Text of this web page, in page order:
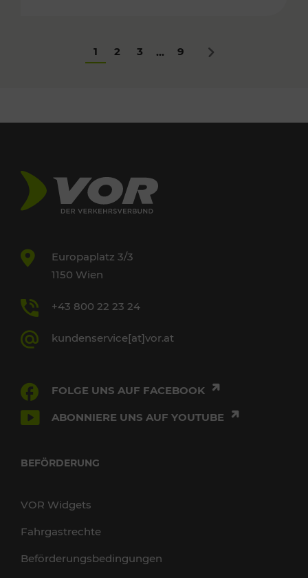
1 2 3 ... 9 Nächstes
Europaplatz 3/3
1150 Wien
+43 800 22 23 24
kundenservice[at]vor.at
FOLGE UNS AUF FACEBOOK
ABONNIERE UNS AUF YOUTUBE
BEFÖRDERUNG
VOR Widgets
Fahrgastrechte
Beförderungsbedingungen